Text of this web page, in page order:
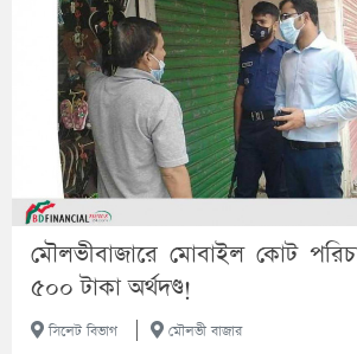
মৌলভীবাজারে মোবাইল কোট
৫০০ টাকা অর্থদণ্ড!
সিলেট বিভাগ মৌলভী বাজার